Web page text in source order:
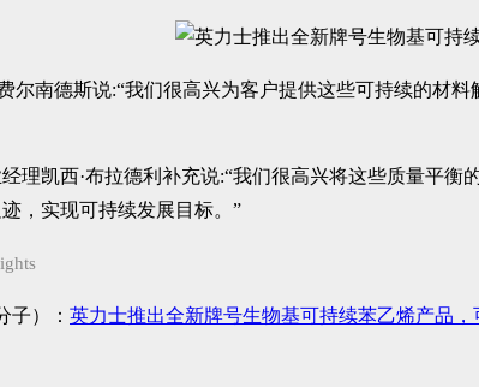
尔南德斯说:“我们很高兴为客户提供这些可持续的
理凯西·布拉德利补充说:“我们很高兴将这些质量平
，实现可持续发展目标。”
子）： 英力士推出全新牌号生物基可持续苯乙烯产品，